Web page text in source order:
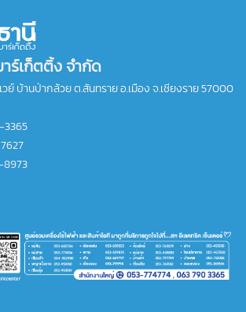
ร์เก็ตติ้ง จำกัด
วย์ บ้านป่ากล้วย ต.สันทราย อ.เมือง จ.เชียงราย 57000
3365
8973